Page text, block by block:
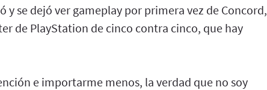
se dejó ver gameplay por primera vez de Concord,
de PlayStation de cinco contra cinco, que hay
e importarme menos, la verdad que no soy